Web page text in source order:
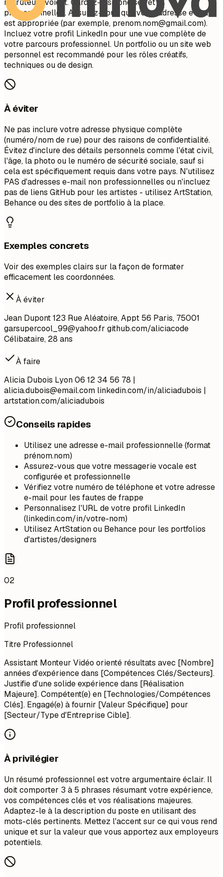
recruteurs voient. Gardez-les concises et
professionnelles. Assurez-vous que votre adresse e-mail
est appropriée (par exemple, prenom.nom@gmail.com).
Incluez votre profil LinkedIn pour une vue complète de
votre parcours professionnel. Un portfolio ou un site web
personnel est recommandé pour les rôles créatifs,
techniques ou de design.
À éviter
Ne pas inclure votre adresse physique complète
(numéro/nom de rue) pour des raisons de confidentialité.
Évitez d'inclure des détails personnels comme l'état civil,
l'âge, la photo ou le numéro de sécurité sociale, sauf si
cela est spécifiquement requis dans votre pays. N'utilisez
PAS d'adresses e-mail non professionnelles ou n'incluez
pas de liens GitHub pour les artistes - utilisez ArtStation,
Behance ou des sites de portfolio à la place.
Exemples concrets
Voir des exemples clairs sur la façon de formater
efficacement les coordonnées.
À éviter
Jean Dupont 123 Rue Aléatoire, Appt 56 Paris, 75001
garsupercool_99@yahoo.fr github.com/aliciacode
Célibataire, 28 ans
À faire
Alicia Dubois Lyon 06 12 34 56 78 |
alicia.dubois@email.com linkedin.com/in/aliciadubois |
artstation.com/aliciadubois
Conseils rapides
Utilisez une adresse e-mail professionnelle (format
prénom.nom)
Assurez-vous que votre messagerie vocale est
configurée et professionnelle
Vérifiez votre numéro de téléphone et votre adresse
e-mail pour les fautes de frappe
Personnalisez l'URL de votre profil LinkedIn
(linkedin.com/in/votre-nom)
Utilisez ArtStation ou Behance pour les portfolios
d'artistes/designers
02
Profil professionnel
Profil professionnel
Titre Professionnel
Assistant Monteur Vidéo orienté résultats avec [Nombre]
années d'expérience dans [Compétences Clés/Secteurs].
Justifie d'une solide expérience dans [Réalisation
Majeure]. Compétent(e) en [Technologies/Compétences
Clés]. Engagé(e) à fournir [Valeur Spécifique] pour
[Secteur/Type d'Entreprise Cible].
À privilégier
Un résumé professionnel est votre argumentaire éclair. Il
doit comporter 3 à 5 phrases résumant votre expérience,
vos compétences clés et vos réalisations majeures.
Adaptez-le à la description du poste en utilisant des
mots-clés pertinents. Mettez l'accent sur ce qui vous rend
unique et sur la valeur que vous apportez aux employeurs
potentiels.